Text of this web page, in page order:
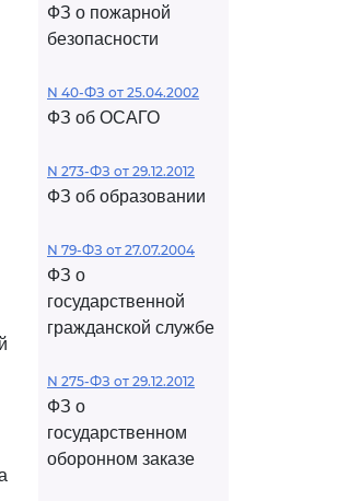
ФЗ о пожарной
безопасности
N 40-ФЗ от 25.04.2002
ФЗ об ОСАГО
N 273-ФЗ от 29.12.2012
ФЗ об образовании
N 79-ФЗ от 27.07.2004
ФЗ о
государственной
гражданской службе
N 275-ФЗ от 29.12.2012
ФЗ о
государственном
оборонном заказе